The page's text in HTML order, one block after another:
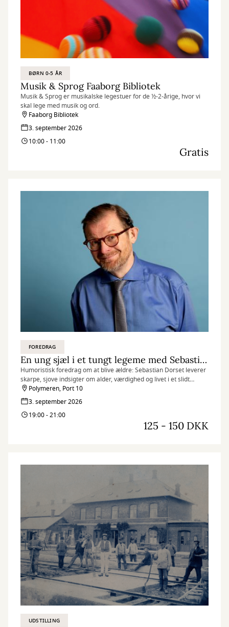
BØRN 0-5 ÅR
Musik & Sprog Faaborg Bibliotek
Musik & Sprog er musikalske legestuer for de ½-2-årige, hvor vi
skal lege med musik og ord.
Faaborg Bibliotek
3. september 2026
10:00 - 11:00
Gratis
FOREDRAG
En ung sjæl i et tungt legeme med Sebastian Dorset
Humoristisk foredrag om at blive ældre: Sebastian Dorset leverer
skarpe, sjove indsigter om alder, værdighed og livet i et slidt
legeme.
Polymeren, Port 10
3. september 2026
19:00 - 21:00
125 - 150 DKK
UDSTILLING